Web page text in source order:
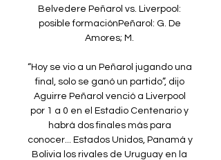
Belvedere Peñarol vs. Liverpool:
posible formaciónPeñarol: G. De
Amores; M.
“Hoy se vio a un Peñarol jugando una
final, solo se ganó un partido”, dijo
Aguirre Peñarol venció a Liverpool
por 1 a 0 en el Estadio Centenario y
habrá dos finales más para
conocer... Estados Unidos, Panamá y
Bolivia los rivales de Uruguay en la